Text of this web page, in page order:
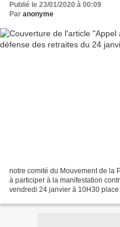
Publié le 23/01/2020 à 00:09
Par anonyme
notre comité du Mouvement de la
à participer à la manifestation
vendredi 24 janvier à 10H30